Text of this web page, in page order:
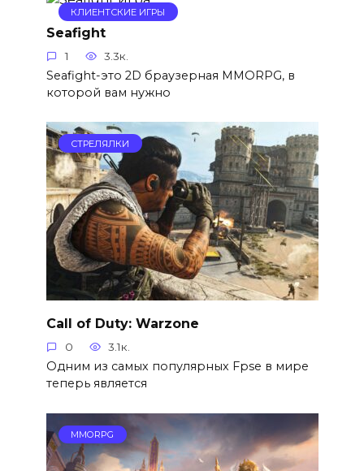
КЛИЕНТСКИЕ ИГРЫ
Seafight
1 3.3к.
Seafight-это 2D браузерная MMORPG, в
которой вам нужно
СТРЕЛЯЛКИ
Call of Duty: Warzone
0 3.1к.
Одним из самых популярных Fpse в мире
теперь является
MMORPG